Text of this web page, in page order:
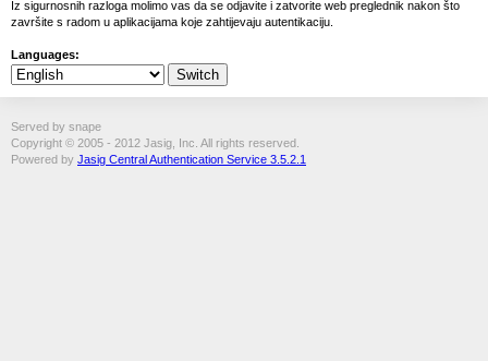
Iz sigurnosnih razloga molimo vas da se odjavite i zatvorite web preglednik nakon što
završite s radom u aplikacijama koje zahtijevaju autentikaciju.
Languages:
Served by snape
Copyright © 2005 - 2012 Jasig, Inc. All rights reserved.
Powered by Jasig Central Authentication Service 3.5.2.1